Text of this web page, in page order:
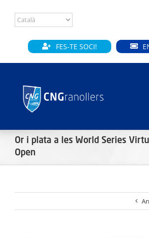
content
FES-TE SOCI!
CLUB
Or i plata a les World Series
Open